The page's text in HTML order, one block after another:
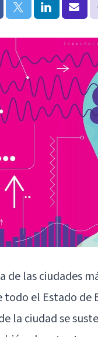
de las ciudades
el Estado de
la ciudad se